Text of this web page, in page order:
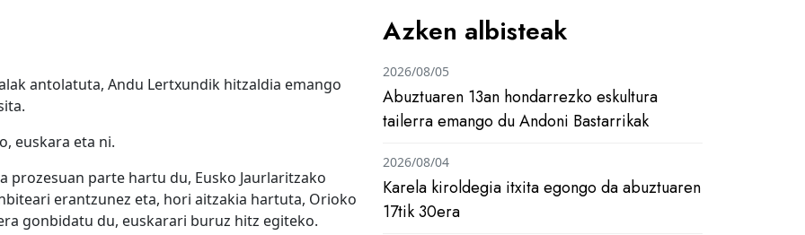
antolatuta, Andu Lertxundik hitzaldia emango
euskara eta ni.
prozesuan parte hartu du, Eusko Jaurlaritzako
erantzunez eta, hori aitzakia hartuta, Orioko
gonbidatu du, euskarari buruz hitz egiteko.
Azken albisteak
Abuztuaren 13an hondarrezko eskultura
tailerra emango du Andoni Bastarrikak
2026/08/05
Karela kiroldegia itxita egongo da abuztuaren
17tik 30era
2026/08/04